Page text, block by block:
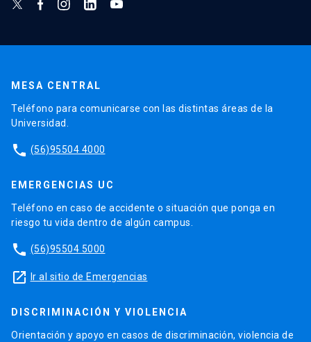
MESA CENTRAL
Teléfono para comunicarse con las distintas áreas de la
Universidad.
phone (56)95504 4000
EMERGENCIAS UC
Teléfono en caso de accidente o situación que ponga en
riesgo tu vida dentro de algún campus.
phone (56)95504 5000
launch Ir al sitio de Emergencias
DISCRIMINACIÓN Y VIOLENCIA
Orientación y apoyo en casos de discriminación, violencia de